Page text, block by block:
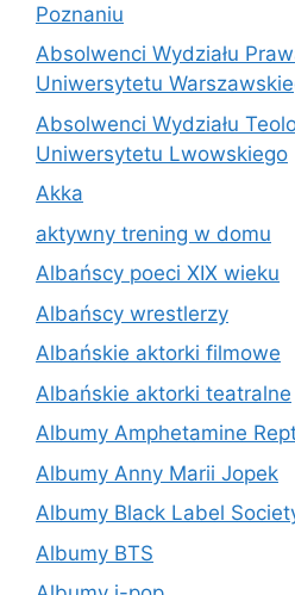
Poznaniu
Absolwenci Wydziału
Uniwersytetu
Absolwenci Wydziału
Uniwersytetu Lwowskiego
Akka
aktywny trening w domu
Albańscy poeci XIX wieku
Albańscy wrestlerzy
Albańskie aktorki filmowe
Albańskie aktorki teatralne
Albumy Amphetamine
Albumy Anny Marii Jopek
Albumy Black Label
Albumy BTS